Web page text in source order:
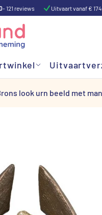
- 121 reviews Uitvaart vanaf €
look urn beeld met